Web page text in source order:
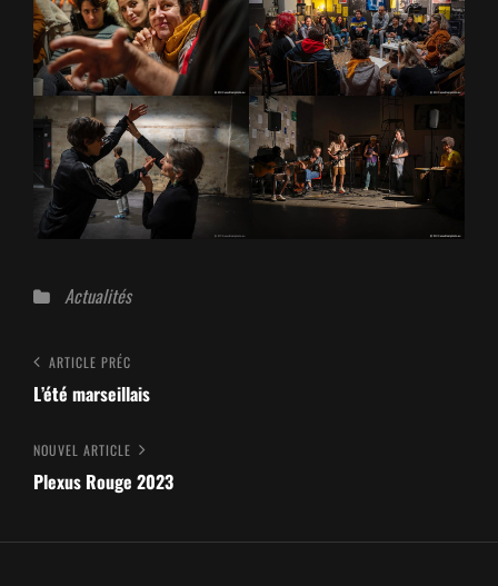
Catégories
Actualités
Navigation
de
Article
Précédent
ARTICLE PRÉC
L’été marseillais
Nouvel
article
NOUVEL ARTICLE
Plexus Rouge 2023